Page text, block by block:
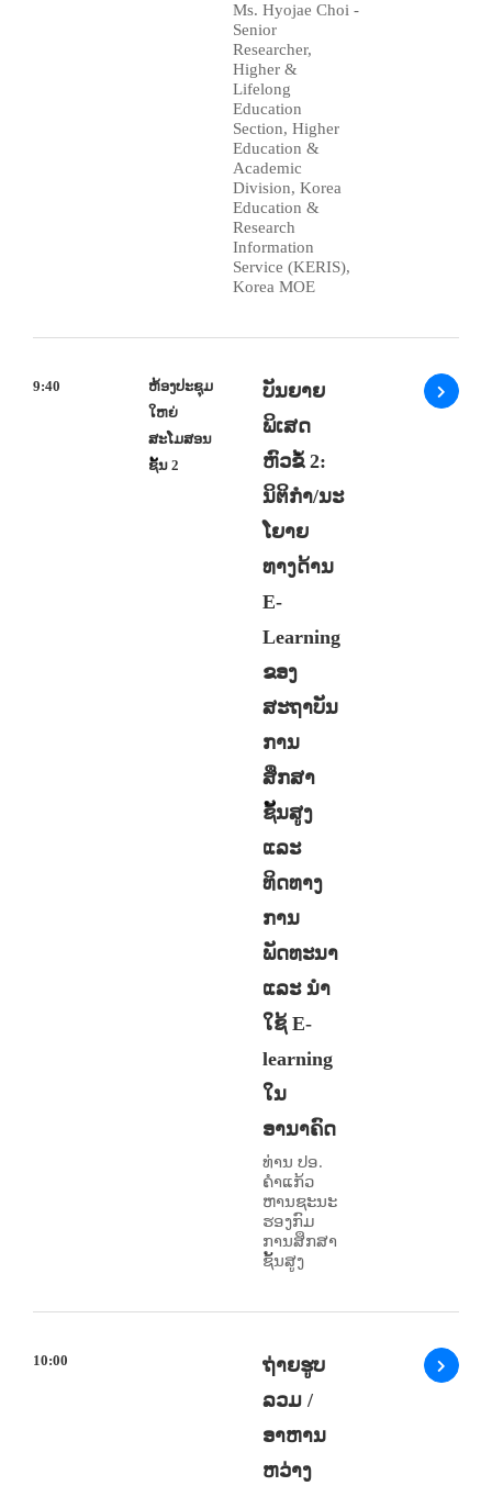
Ms. Hyojae Choi -
Senior
Researcher,
Higher &
Lifelong
Education
Section, Higher
Education &
Academic
Division, Korea
Education &
Research
Information
Service (KERIS),
Korea MOE
9:40
ຫ້ອງປະຊຸມ
ໃຫຍ່
ສະໂມສອນ
ຊັ້ນ 2
ບັນຍາຍ
ພິເສດ
ຫົວຂໍ້ 2:
ນິຕິກຳ/ນະ
ໂຍາຍ
ທາງດ້ານ
E-
Learning
ຂອງ
ສະຖາບັນ
ການ
ສຶກສາ
ຊັ້ນສູງ
ແລະ
ທິດທາງ
ການ
ພັດທະນາ
ແລະ ນຳ
ໃຊ້ E-
learning
ໃນ
ອານາຄົດ
ທ່ານ ປອ.
ຄຳແກ້ວ
ຫານຊະນະ
ຮອງກົມ
ການສຶກສາ
ຊັ້ນສູງ
10:00
ຖ່າຍຮູບ
ລວມ /
ອາຫານ
ຫວ່າງ